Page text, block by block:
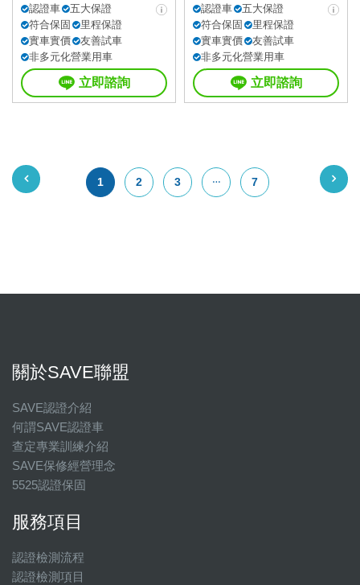
認證車
五大保證
符合保固
里程保證
實車實價
友善試車
非多元化營業用車
立即諮詢
認證車
五大保證
符合保固
里程保證
實車實價
友善試車
非多元化營業用車
立即諮詢
1 2 3 7
關於SAVE聯盟
SAVE認證介紹
何謂SAVE認證車
查定專業訓練介紹
SAVE保修經營理念
5525認證保固
服務項目
認證檢測流程
認證檢測項目